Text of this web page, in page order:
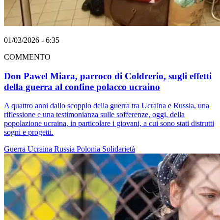
01/03/2026 - 6:35
COMMENTO
Don Pawel Miara, parroco di Coldrerio, sugli effetti
della guerra al confine polacco ucraino
A quattro anni dallo scoppio della guerra tra Ucraina e Russia, una
riflessione e una testimonianza sulle sofferenze, oggi, della
popolazione ucraina, in particolare i giovani, a cui sono stati distrutti
sogni e progetti.
Guerra Ucraina Russia Polonia Solidarietà